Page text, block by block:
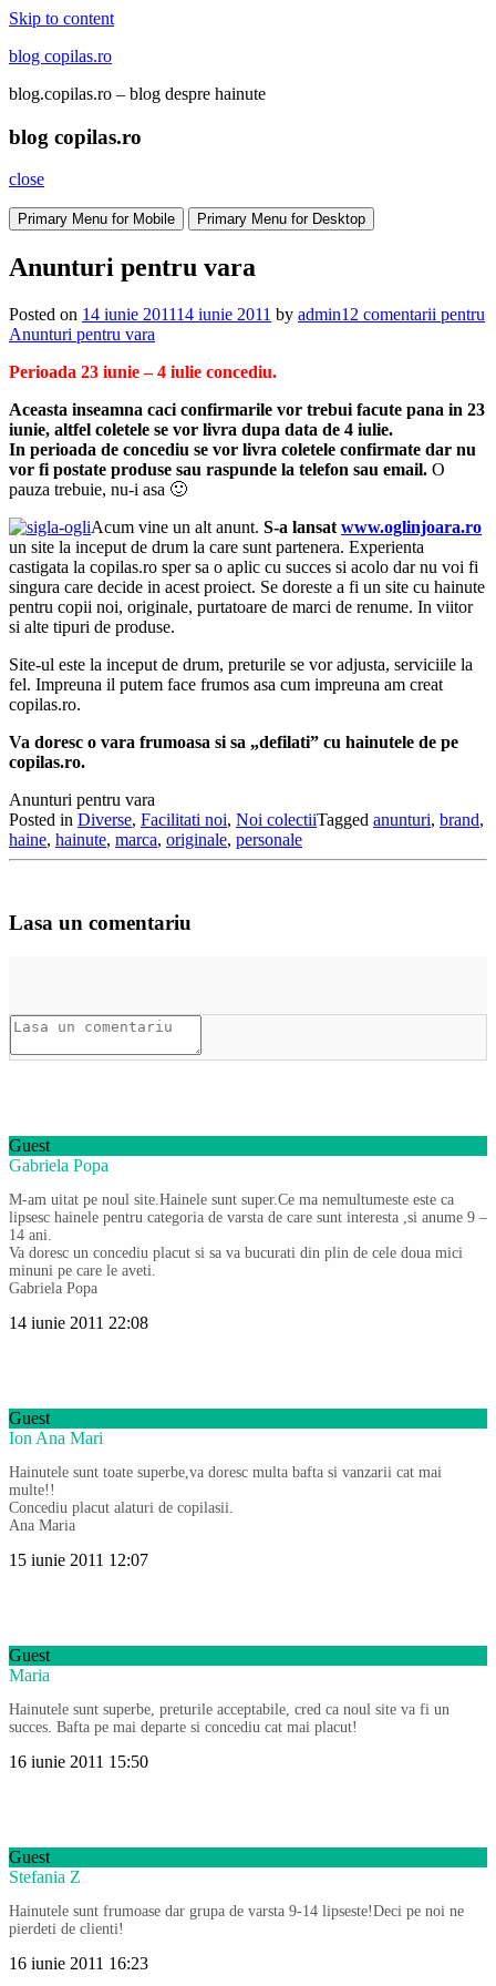
Skip to content
blog copilas.ro
blog.copilas.ro – blog despre hainute
blog copilas.ro
close
Primary Menu for Mobile Primary Menu for Desktop
Anunturi pentru vara
Posted on 14 iunie 201114 iunie 2011 by admin12 comentarii pentru
Anunturi pentru vara
Perioada 23 iunie – 4 iulie concediu.
Aceasta inseamna caci confirmarile vor trebui facute pana in 23
iunie, altfel coletele se vor livra dupa data de 4 iulie.
In perioada de concediu se vor livra coletele confirmate dar nu
vor fi postate produse sau raspunde la telefon sau email. O
pauza trebuie, nu-i asa 🙂
Acum vine un alt anunt. S-a lansat www.oglinjoara.ro
un site la inceput de drum la care sunt partenera. Experienta
castigata la copilas.ro sper sa o aplic cu succes si acolo dar nu voi fi
singura care decide in acest proiect. Se doreste a fi un site cu hainute
pentru copii noi, originale, purtatoare de marci de renume. In viitor
si alte tipuri de produse.
Site-ul este la inceput de drum, preturile se vor adjusta, serviciile la
fel. Impreuna il putem face frumos asa cum impreuna am creat
copilas.ro.
Va doresc o vara frumoasa si sa „defilati” cu hainutele de pe
copilas.ro.
Anunturi pentru vara
Posted in Diverse, Facilitati noi, Noi colectiiTagged anunturi, brand,
haine, hainute, marca, originale, personale
Lasa un comentariu
Guest
Gabriela Popa
M-am uitat pe noul site.Hainele sunt super.Ce ma nemultumeste este ca
lipsesc hainele pentru categoria de varsta de care sunt interesta ,si anume 9 –
14 ani.
Va doresc un concediu placut si sa va bucurati din plin de cele doua mici
minuni pe care le aveti.
Gabriela Popa
14 iunie 2011 22:08
Guest
Ion Ana Mari
Hainutele sunt toate superbe,va doresc multa bafta si vanzarii cat mai
multe!!
Concediu placut alaturi de copilasii.
Ana Maria
15 iunie 2011 12:07
Guest
Maria
Hainutele sunt superbe, preturile acceptabile, cred ca noul site va fi un
succes. Bafta pe mai departe si concediu cat mai placut!
16 iunie 2011 15:50
Guest
Stefania Z
Hainutele sunt frumoase dar grupa de varsta 9-14 lipseste!Deci pe noi ne
pierdeti de clienti!
16 iunie 2011 16:23